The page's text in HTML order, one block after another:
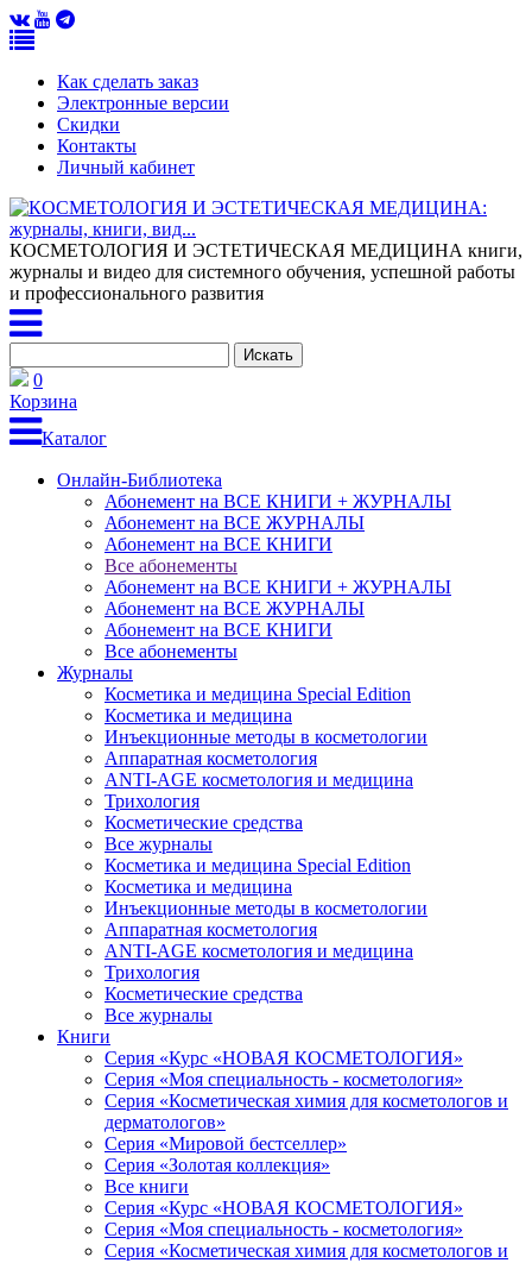
Как сделать заказ
Электронные версии
Скидки
Контакты
Личный кабинет
КОСМЕТОЛОГИЯ И ЭСТЕТИЧЕСКАЯ МЕДИЦИНА книги,
журналы и видео для системного обучения, успешной работы
и профессионального развития
0
Корзина
Каталог
Онлайн-Библиотека
Абонемент на ВСЕ КНИГИ + ЖУРНАЛЫ
Абонемент на ВСЕ ЖУРНАЛЫ
Абонемент на ВСЕ КНИГИ
Все абонементы
Абонемент на ВСЕ КНИГИ + ЖУРНАЛЫ
Абонемент на ВСЕ ЖУРНАЛЫ
Абонемент на ВСЕ КНИГИ
Все абонементы
Журналы
Косметика и медицина Special Edition
Косметика и медицина
Инъекционные методы в косметологии
Аппаратная косметология
ANTI-AGE косметология и медицина
Трихология
Косметические средства
Все журналы
Косметика и медицина Special Edition
Косметика и медицина
Инъекционные методы в косметологии
Аппаратная косметология
ANTI-AGE косметология и медицина
Трихология
Косметические средства
Все журналы
Книги
Серия «Курс «НОВАЯ КОСМЕТОЛОГИЯ»
Серия «Моя специальность - косметология»
Серия «Косметическая химия для косметологов и
дерматологов»
Серия «Мировой бестселлер»
Серия «Золотая коллекция»
Все книги
Серия «Курс «НОВАЯ КОСМЕТОЛОГИЯ»
Серия «Моя специальность - косметология»
Серия «Косметическая химия для косметологов и